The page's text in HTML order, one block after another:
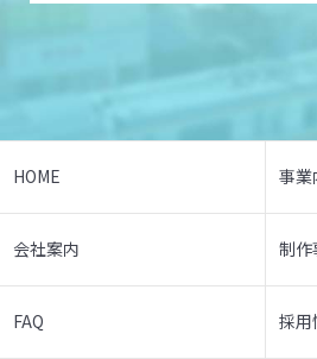
HOME 事業
会社案内 制作
FAQ 採用